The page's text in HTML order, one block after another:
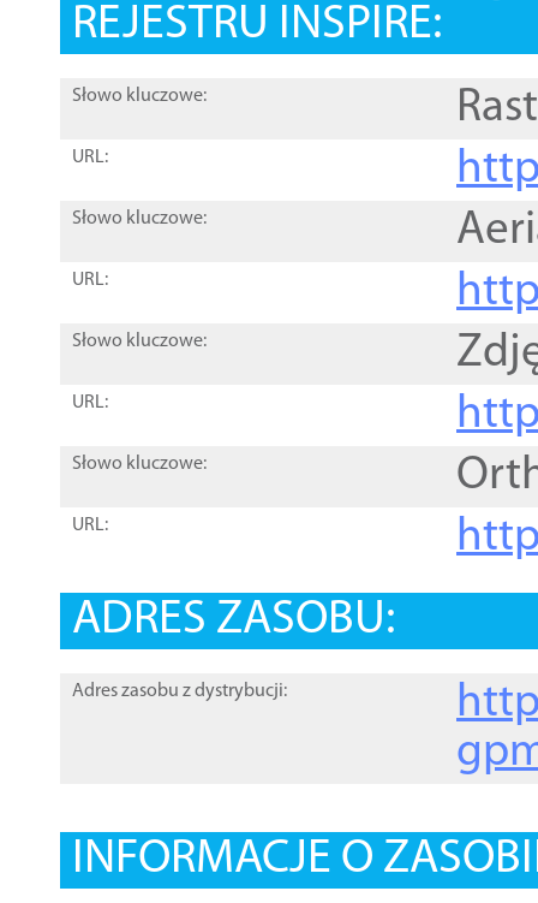
REJESTRU INSPIRE:
Słowo kluczowe:
URL:
Słowo kluczowe:
URL:
Słowo kluczowe:
URL:
Słowo kluczowe:
URL:
ADRES ZASOBU:
Adres zasobu z dystrybucji:
INFORMACJE O